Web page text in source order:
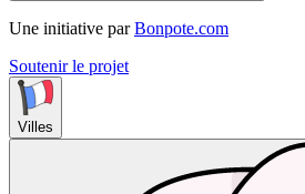
Une initiative par Bonpote.com
Soutenir le projet
Villes